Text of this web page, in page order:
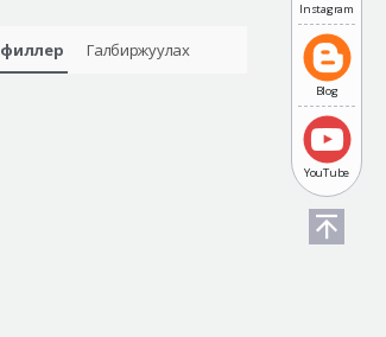
Instagram
Blog
YouTube
филлер Галбиржуулах